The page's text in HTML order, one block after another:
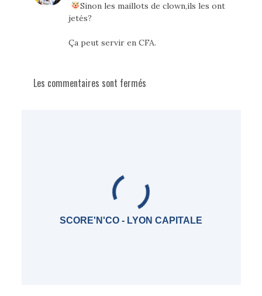
Sinon les maillots de clown,ils les ont
jetés?
Ça peut servir en CFA.
Les commentaires sont fermés
SCORE'N'CO - LYON CAPITALE